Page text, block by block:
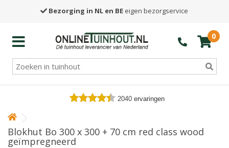
Bezorging in NL en BE eigen bezorgservice
0
2040 ervaringen
Blokhut Bo 300 x 300 + 70 cm red class wood
geïmpregneerd